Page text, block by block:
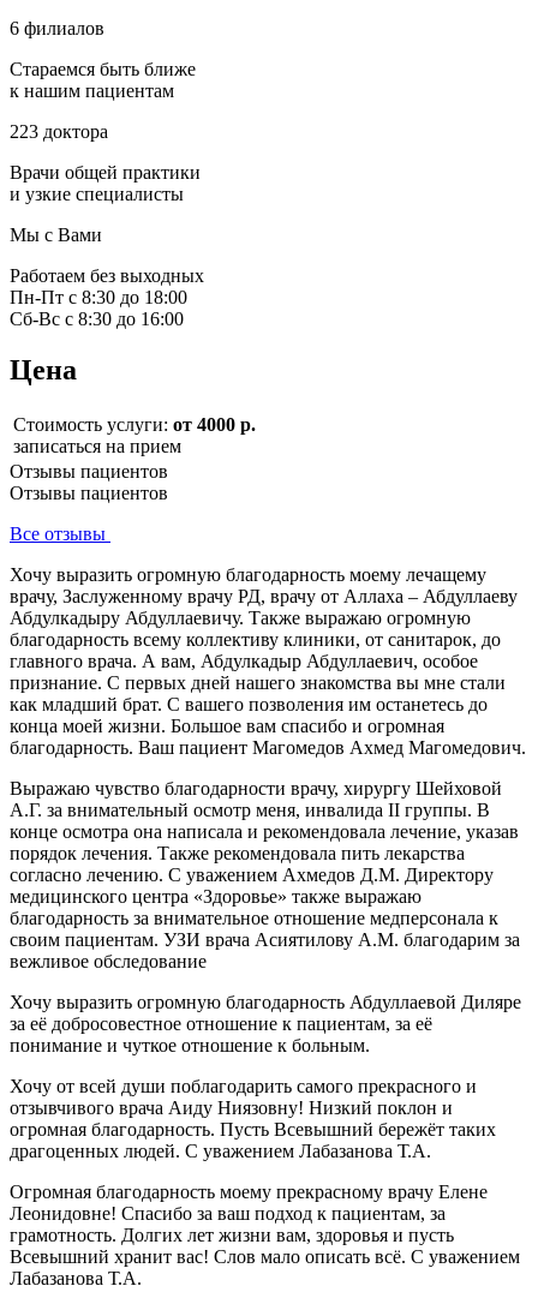
6 филиалов
Стараемся быть ближе
к нашим пациентам
223 доктора
Врачи общей практики
и узкие специалисты
Мы с Вами
Работаем без выходных
Пн-Пт с 8:30 до 18:00
Сб-Вс с 8:30 до 16:00
Цена
Стоимость услуги: от 4000 р.
записаться на прием
Отзывы пациентов
Отзывы пациентов
Все отзывы
Хочу выразить огромную благодарность моему лечащему
врачу, Заслуженному врачу РД, врачу от Аллаха – Абдуллаеву
Абдулкадыру Абдуллаевичу. Также выражаю огромную
благодарность всему коллективу клиники, от санитарок, до
главного врача. А вам, Абдулкадыр Абдуллаевич, особое
признание. С первых дней нашего знакомства вы мне стали
как младший брат. С вашего позволения им останетесь до
конца моей жизни. Большое вам спасибо и огромная
благодарность. Ваш пациент Магомедов Ахмед Магомедович.
Выражаю чувство благодарности врачу, хирургу Шейховой
А.Г. за внимательный осмотр меня, инвалида II группы. В
конце осмотра она написала и рекомендовала лечение, указав
порядок лечения. Также рекомендовала пить лекарства
согласно лечению. С уважением Ахмедов Д.М. Директору
медицинского центра «Здоровье» также выражаю
благодарность за внимательное отношение медперсонала к
своим пациентам. УЗИ врача Асиятилову А.М. благодарим за
вежливое обследование
Хочу выразить огромную благодарность Абдуллаевой Диляре
за её добросовестное отношение к пациентам, за её
понимание и чуткое отношение к больным.
Хочу от всей души поблагодарить самого прекрасного и
отзывчивого врача Аиду Ниязовну! Низкий поклон и
огромная благодарность. Пусть Всевышний бережёт таких
драгоценных людей. С уважением Лабазанова Т.А.
Огромная благодарность моему прекрасному врачу Елене
Леонидовне! Спасибо за ваш подход к пациентам, за
грамотность. Долгих лет жизни вам, здоровья и пусть
Всевышний хранит вас! Слов мало описать всё. С уважением
Лабазанова Т.А.